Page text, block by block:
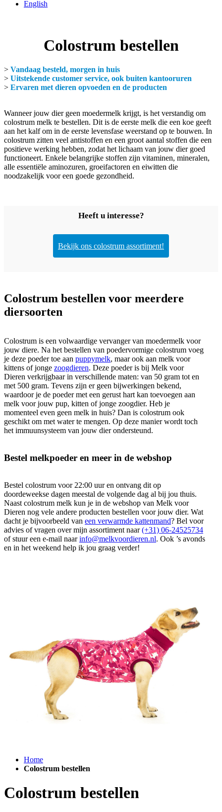
English
Colostrum bestellen
> Vandaag besteld, morgen in huis
> Uitstekende customer service, ook buiten kantooruren
> Ervaren met dieren opvoeden en de producten
Wanneer jouw dier geen moedermelk krijgt, is het verstandig om
colostrum melk te bestellen. Dit is de eerste melk die een koe geeft
aan het kalf om in de eerste levensfase weerstand op te bouwen. In
colostrum zitten veel antistoffen en een groot aantal stoffen die een
positieve werking hebben, zodat het lichaam van jouw dier goed
functioneert. Enkele belangrijke stoffen zijn vitaminen, mineralen,
alle essentiële aminozuren, groeifactoren en eiwitten die
noodzakelijk voor een goede gezondheid.
Heeft u interesse?
Bekijk ons colostrum assortiment!
Colostrum bestellen voor meerdere
diersoorten
Colostrum is een volwaardige vervanger van moedermelk voor
jouw diere. Na het bestellen van poedervormige colostrum voeg
je deze poeder toe aan puppymelk, maar ook aan melk voor
kittens of jonge zoogdieren. Deze poeder is bij Melk voor
Dieren verkrijgbaar in verschillende maten: van 50 gram tot en
met 500 gram. Tevens zijn er geen bijwerkingen bekend,
waardoor je de poeder met een gerust hart kan toevoegen aan
melk voor jouw pup, kitten of jonge zoogdier. Heb je
momenteel even geen melk in huis? Dan is colostrum ook
geschikt om met water te mengen. Op deze manier wordt toch
het immuunsysteem van jouw dier ondersteund.
Bestel melkpoeder en meer in de webshop
Bestel colostrum voor 22:00 uur en ontvang dit op
doordeweekse dagen meestal de volgende dag al bij jou thuis.
Naast colostrum melk kun je in de webshop van Melk voor
Dieren nog vele andere producten bestellen voor jouw dier. Wat
dacht je bijvoorbeeld van een verwarmde kattenmand? Bel voor
advies of vragen over mijn assortiment naar(+31) 06-24525734
of stuur een e-mail naarinfo@melkvoordieren.nl. Ook ’s avonds
en in het weekend help ik jou graag verder!
Home
Colostrum bestellen
Colostrum bestellen